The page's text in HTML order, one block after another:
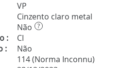
VP
Cinzento claro metal
Não ?
:
CI
:
Não
114 (Norma Inconnu)